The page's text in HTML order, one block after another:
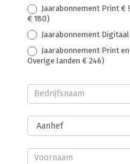
Glas
Betaald
abonnement
Jaarabonnement Print € 96 (België €
€ 180)
Jaarabonnement
Jaarabonnement Print
Overige landen € 246)